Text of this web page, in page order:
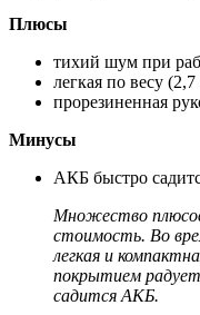
Плюсы
тихий шум при
легкая по весу (2,7
прорезиненная
Минусы
АКБ быстро
Множество
стоимость. Во
легкая и
покрытием
садится АКБ.